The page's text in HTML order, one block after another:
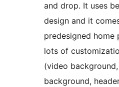
and drop. It uses
design and it
predesigned home
lots of
(video
background,